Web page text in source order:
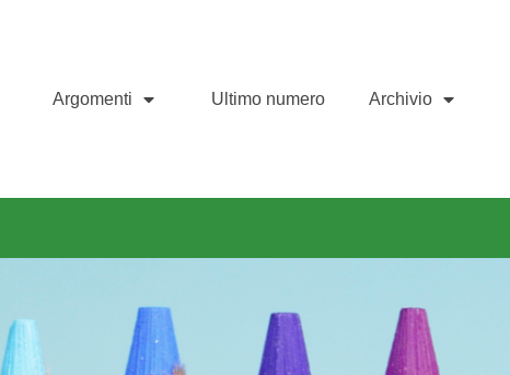
Argomenti Ultimo numero Archivio